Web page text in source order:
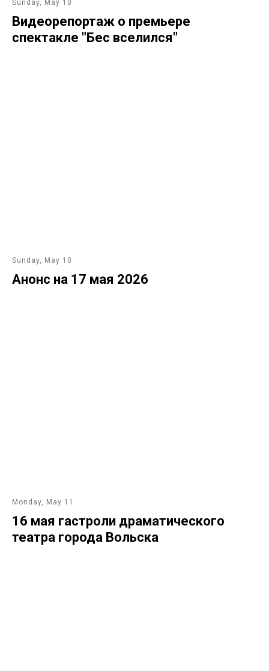
Sunday, May 10
Видеорепортаж о премьере
спектакле "Бес вселился"
Sunday, May 10
Анонс на 17 мая 2026
Monday, May 11
16 мая гастроли драматического
театра города Вольска